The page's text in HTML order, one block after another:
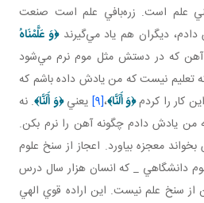
علم است. زره‌بافي علم است صنعت
دادم، ديگران هم ياد مي‌گيرند﴿وَ عَلَّمْنَاهُ
آهن که در دستش مثل موم نرم مي‌شود
تعليم نيست که من يادش داده باشم که
کار را کردم﴿وَ أَلَنَّا﴾،[9] يعني﴿وَ أَلَنَّا﴾. نه
من يادش دادم چگونه آهن را نرم بکن.
معجزه بياورد. اعجاز از سنخ علوم
دانشگاهي _ که انسان هزار سال درس
از سنخ علم نيست. اين اراده قوي الهي